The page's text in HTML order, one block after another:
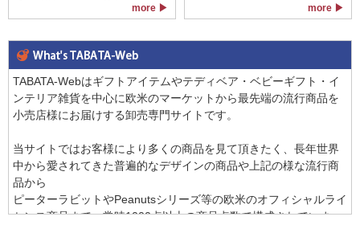
more ▶
more ▶
TABATA-Webはギフトアイテムやテディベア・ベビーギフト・イ
ンテリア雑貨を中心に欧米のマーケットから最先端の流行商品を
小売店様にお届けする卸売専門サイトです。
当サイトではお客様により多くの商品を見て頂きたく、長年世界
中から愛されてきた普遍的なデザインの商品や上記の様な流行商
品から
ピーターラビットやPeanutsシリーズ等の欧米のオフィシャルライ
センス商品まで、常時1000点以上の商品点数で構成されていま